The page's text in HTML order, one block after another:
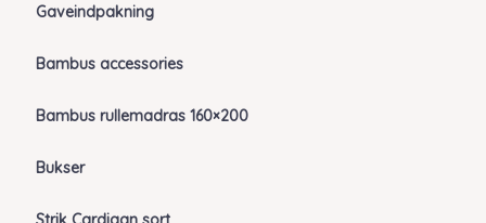
Gaveindpakning
Bambus accessories
Bambus rullemadras 160×200
Bukser